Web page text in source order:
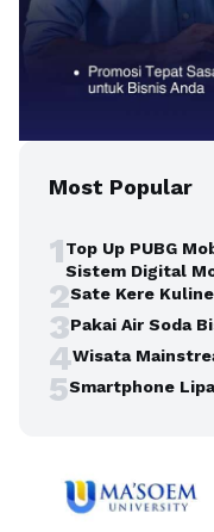
Most Popular
1Top Up PUBG
Sistem Digital
2Sate Kere
3Pakai Air Soda
4Wisata
5Smartphone